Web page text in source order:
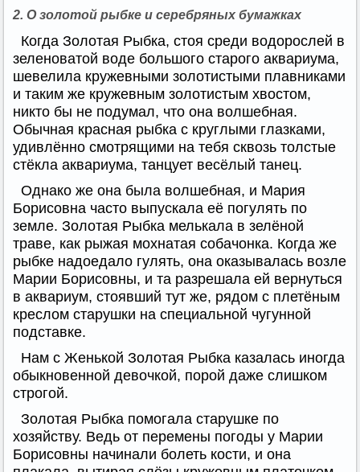
2. О золотой рыбке и серебряных бумажках
Когда Золотая Рыбка, стоя среди водорослей в
зеленоватой воде большого старого аквариума,
шевелила кружевными золотистыми плавниками
и таким же кружевным золотистым хвостом,
никто бы не подумал, что она волшебная.
Обычная красная рыбка с круглыми глазками,
удивлённо смотрящими на тебя сквозь толстые
стёкла аквариума, танцует весёлый танец.
Однако же она была волшебная, и Мария
Борисовна часто выпускала её погулять по
земле. Золотая Рыбка мелькала в зелёной
траве, как рыжая мохнатая собачонка. Когда же
рыбке надоедало гулять, она оказывалась возле
Марии Борисовны, и та разрешала ей вернуться
в аквариум, стоявший тут же, рядом с плетёным
креслом старушки на специальной чугунной
подставке.
Нам с Женькой Золотая Рыбка казалась иногда
обыкновенной девочкой, порой даже слишком
строгой.
Золотая Рыбка помогала старушке по
хозяйству. Ведь от перемены погоды у Марии
Борисовны начинали болеть кости, и она